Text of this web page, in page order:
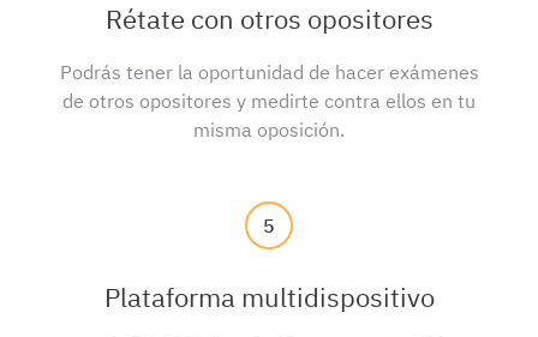
Rétate con otros opositores
Podrás tener la oportunidad de hacer exámenes
de otros opositores y medirte contra ellos en tu
misma oposición.
5
Plataforma multidispositivo